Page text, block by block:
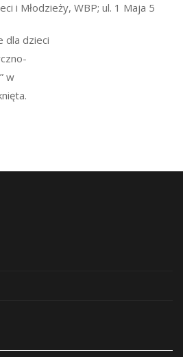
dla dzieci
w
i Młodzieży, WBP; ul. 1 Maja 5